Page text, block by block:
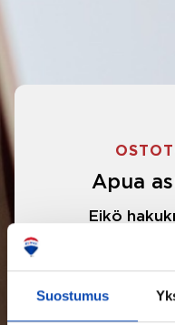
Suostumus
Apua
Eikö